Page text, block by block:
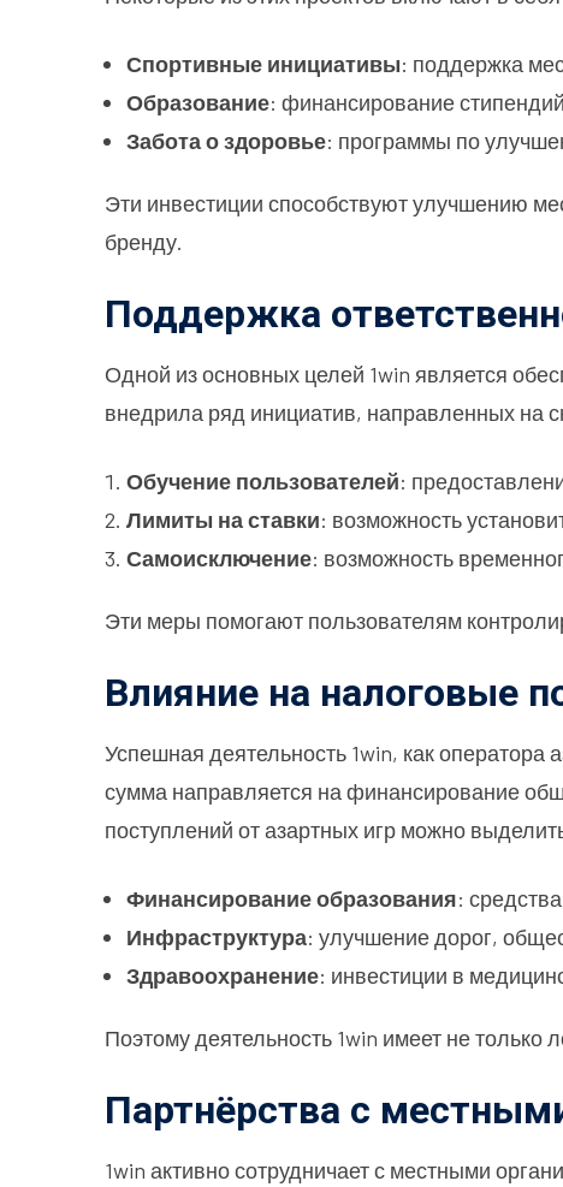
Спортивные инициативы: поддержка
Образование: финансирование
Забота о здоровье: программы по
Эти инвестиции способствуют улучшению
бренду.
Поддержка
Одной из основных целей 1win является
внедрила ряд инициатив, направленных на
Обучение пользователей:
Лимиты на ставки: возможность
Самоисключение: возможность
Эти меры помогают пользователям
Влияние на налоговые
Успешная деятельность 1win, как
сумма направляется на финансирование
поступлений от азартных игр можно
Финансирование образования:
Инфраструктура: улучшение дорог,
Здравоохранение: инвестиции в
Поэтому деятельность 1win имеет не только
Партнёрства с
1win активно сотрудничает с местными